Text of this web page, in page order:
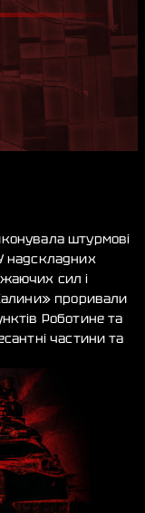
штурмові
надскладних
сил і
проривали
Роботине та
частини та